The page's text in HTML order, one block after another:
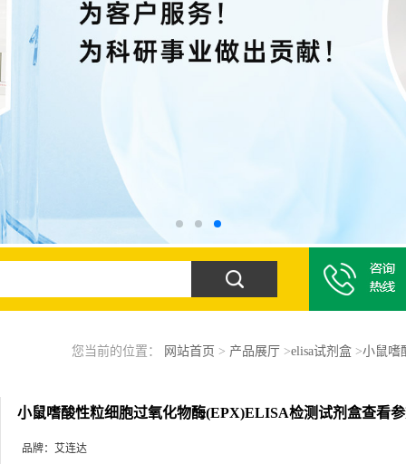
您当前的位置： 网站首页 > 产品展厅 >elisa试剂盒>小鼠嗜
小鼠嗜酸性粒细胞过氧化物酶(EPX)ELISA检测试剂盒查看
品牌： 艾连达